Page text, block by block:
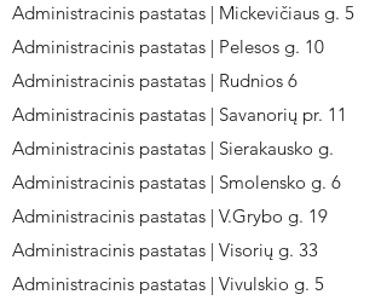
Administracinis pastatas | Mickevičiaus g. 5
Administracinis pastatas | Pelesos g. 10
Administracinis pastatas | Rudnios 6
Administracinis pastatas | Savanorių pr. 11
Administracinis pastatas | Sierakausko g.
Administracinis pastatas | Smolensko g. 6
Administracinis pastatas | V.Grybo g. 19
Administracinis pastatas | Visorių g. 33
Administracinis pastatas | Vivulskio g. 5